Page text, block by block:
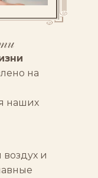
на
наших
и